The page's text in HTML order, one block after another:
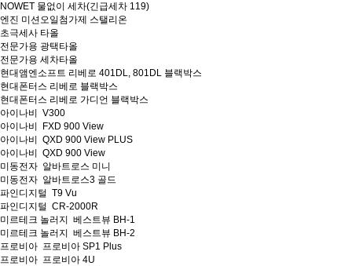
NOWET 물없이 세차(긴급세차 119)
엔진 미션오일첨가제 스탤리온
초극세사 타올
전문가용 광택타올
전문가용 세차타올
현대앰엔소프트 리베로 401DL, 801DL 블랙박스
현대폰터스 리베로 블랙박스
현대폰터스 리베로 가디언 블랙박스
아이나비 V300
아이나비 FXD 900 View
아이나비 QXD 900 View PLUS
아이나비 QXD 900 View
미동전자 알바트로스 미니
미동전자 알바트로스3 골드
파인디지털 T9 Vu
파인디지털 CR-2000R
미르테크 놀러지 베스트뷰 BH-1
미르테크 놀러지 베스트뷰 BH-2
프로비아 프로비아 SP1 Plus
프로비아 프로비아 4U